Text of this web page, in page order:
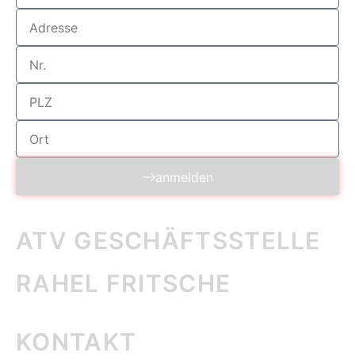
anmelden
ATV GESCHÄFTS­STELLE
RAHEL FRITSCHE
KONTAKT